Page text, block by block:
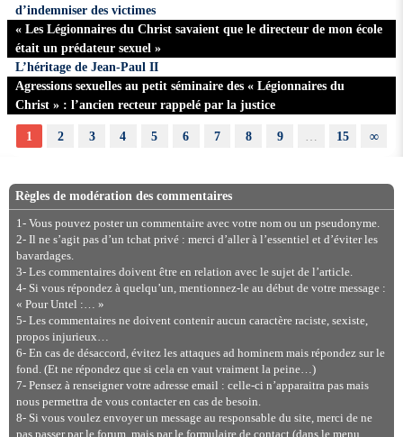
d’indemniser des victimes
« Les Légionnaires du Christ savaient que le directeur de mon école
était un prédateur sexuel »
L’héritage de Jean-Paul II
Agressions sexuelles au petit séminaire des « Légionnaires du
Christ » : l’ancien recteur rappelé par la justice
1 2 3 4 5 6 7 8 9 15 ∞
Règles de modération des commentaires
1- Vous pouvez poster un commentaire avec votre nom ou un pseudonyme.
2- Il ne s’agit pas d’un tchat privé : merci d’aller à l’essentiel et d’éviter les
bavardages.
3- Les commentaires doivent être en relation avec le sujet de l’article.
4- Si vous répondez à quelqu’un, mentionnez-le au début de votre message :
« Pour Untel :… »
5- Les commentaires ne doivent contenir aucun caractère raciste, sexiste,
propos injurieux…
6- En cas de désaccord, évitez les attaques ad hominem mais répondez sur le
fond. (Et ne répondez que si cela en vaut vraiment la peine…)
7- Pensez à renseigner votre adresse email : celle-ci n’apparaitra pas mais
nous permettra de vous contacter en cas de besoin.
8- Si vous voulez envoyer un message au responsable du site, merci de ne
pas passer par le forum, mais par le formulaire de contact (dans le menu